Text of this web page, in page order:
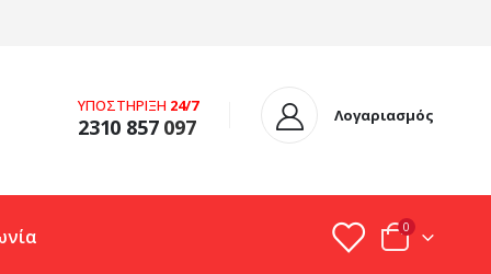
ΥΠΟΣΤΗΡΙΞΗ 24/7
2310 857097 Λογαριασμός
0